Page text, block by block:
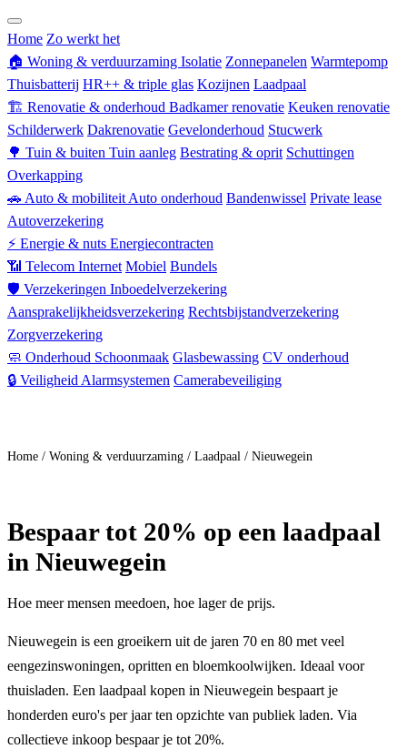
Home Zo werkt het
🏠 Woning & verduurzaming Isolatie Zonnepanelen Warmtepomp
Thuisbatterij HR++ & triple glas Kozijnen Laadpaal
🏗 Renovatie & onderhoud Badkamer renovatie Keuken renovatie
Schilderwerk Dakrenovatie Gevelonderhoud Stucwerk
🌳 Tuin & buiten Tuin aanleg Bestrating & oprit Schuttingen
Overkapping
🚗 Auto & mobiliteit Auto onderhoud Bandenwissel Private lease
Autoverzekering
⚡ Energie & nuts Energiecontracten
📶 Telecom Internet Mobiel Bundels
🛡 Verzekeringen Inboedelverzekering
Aansprakelijkheidsverzekering Rechtsbijstandverzekering
Zorgverzekering
🧼 Onderhoud Schoonmaak Glasbewassing CV onderhoud
🔒 Veiligheid Alarmsystemen Camerabeveiliging
Home / Woning & verduurzaming / Laadpaal / Nieuwegein
Bespaartot 20% op een laadpaal
in Nieuwegein
Hoe meer mensen meedoen, hoe lager de prijs.
Nieuwegein is een groeikern uit de jaren 70 en 80 met veel
eengezinswoningen, opritten en bloemkoolwijken. Ideaal voor
thuisladen. Een laadpaal kopen in Nieuwegein bespaart je
honderden euro's per jaar ten opzichte van publiek laden. Via
collectieve inkoop bespaar je tot 20%.